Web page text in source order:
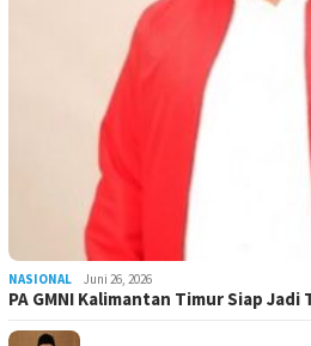
NASIONAL Juni 26, 2026
PA GMNI Kalimantan Timur Siap Jadi